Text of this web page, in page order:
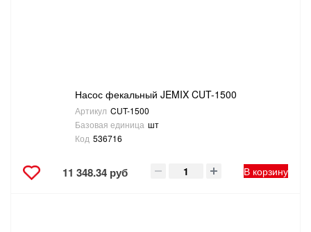
Насос фекальный JEMIX CUT-1500
Артикул CUT-1500
Базовая единица шт
Код 536716
11 348.34 руб В корзину